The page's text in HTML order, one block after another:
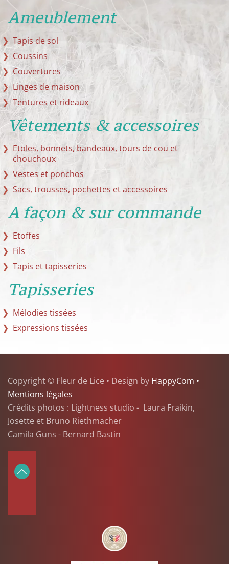
Ameublement
Tapis de sol
Coussins
Couvertures
Linges de maison
Tentures et rideaux
Vêtements & accessoires
Etoles, bonnets, bandeaux, tours de cou et
chouchoux
Vestes et ponchos
Sacs, trousses, pochettes et accessoires
A façon & sur commande
Etoffes
Fils
Tapis et tapisseries
Tapisseries
Mélodies tissées
Expressions tissées
Copyright © Fleur de Lice • Design by HappyCom •
Mentions légales
Crédits photos : Lightness studio - Laura Fraikin,
Josette et Bruno Riethmacher
Camila Guns - Bernard Bastin